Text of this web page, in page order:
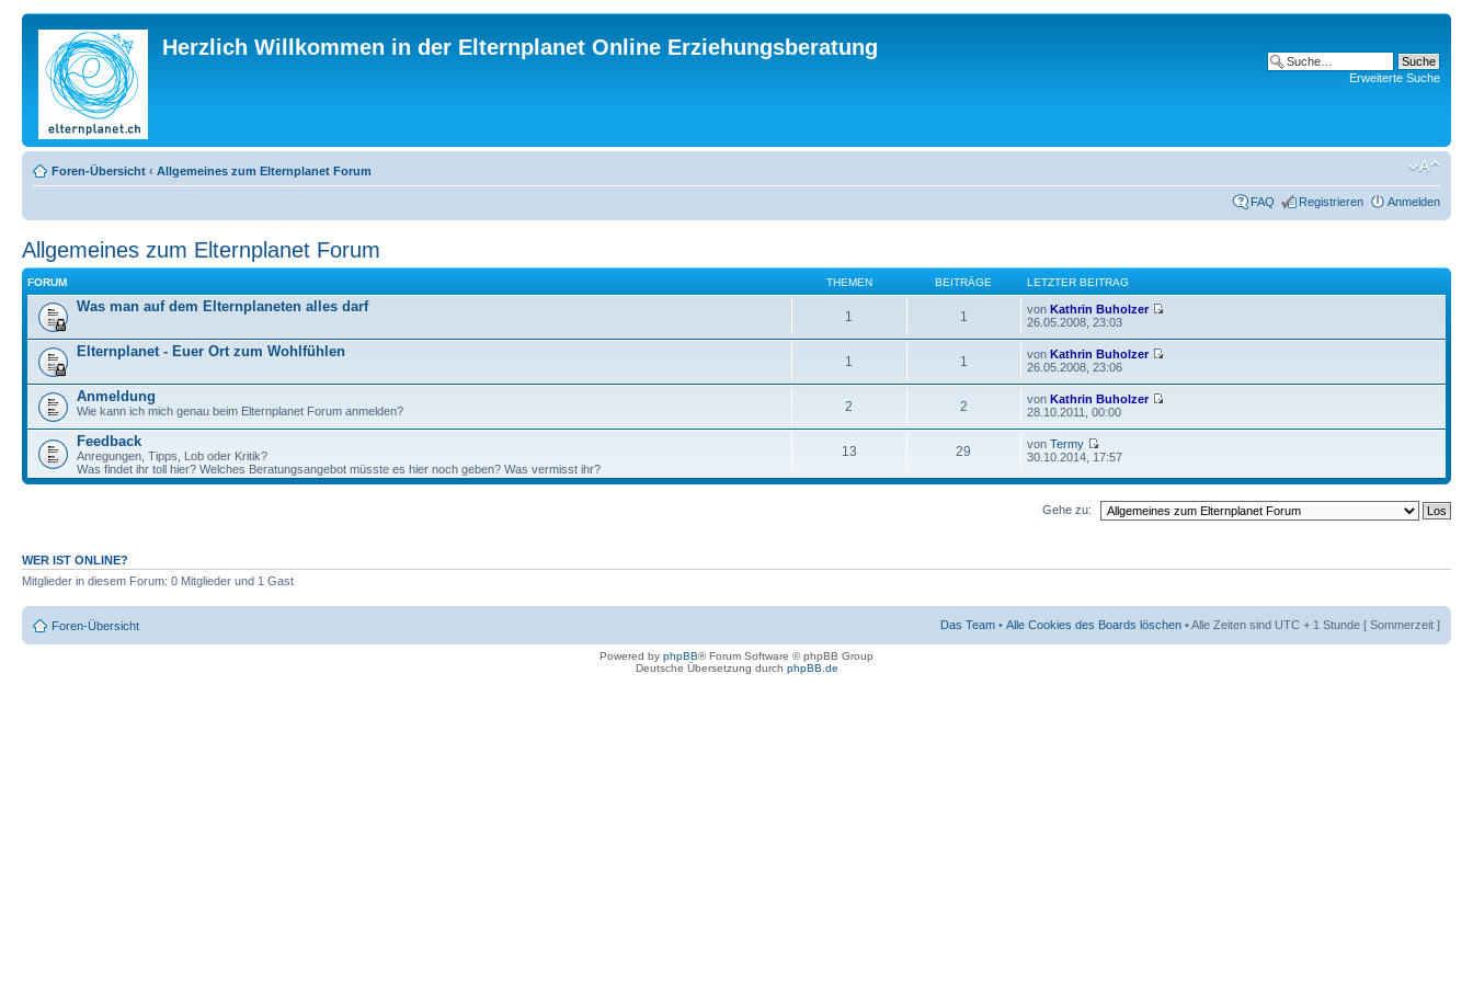
Herzlich Willkommen in der Elternplanet Online Erziehungsberatung
Erweiterte Suche
Foren-Übersicht ‹ Allgemeines zum Elternplanet Forum
FAQ Registrieren Anmelden
Allgemeines zum Elternplanet Forum
FORUM THEMEN BEITRÄGE LETZTER BEITRAG
Was man auf dem Elternplaneten alles darf
1 1 vonKathrin Buholzer
26.05.2008, 23:03
Elternplanet - Euer Ort zum Wohlfühlen
1 1 vonKathrin Buholzer
26.05.2008, 23:06
Anmeldung
Wie kann ich mich genau beim Elternplanet Forum anmelden? 2 2 vonKathrin Buholzer
28.10.2011, 00:00
Feedback
Anregungen, Tipps, Lob oder Kritik?
Was findet ihr toll hier? Welches Beratungsangebot müsste es hier noch geben? Was vermisst ihr?
13 29 vonTermy
30.10.2014, 17:57
Gehe zu:
WER IST ONLINE?
Mitglieder in diesem Forum: 0 Mitglieder und 1 Gast
Foren-Übersicht Das Team • Alle Cookies des Boards löschen • Alle Zeiten sind UTC + 1 Stunde [ Sommerzeit ]
Powered by phpBB® Forum Software © phpBB Group
Deutsche Übersetzung durch phpBB.de